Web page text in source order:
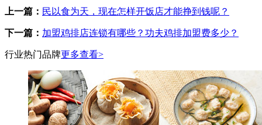
上一篇： 民以食为天，现在怎样开饭店才能挣到钱呢？
下一篇： 加盟鸡排店连锁有哪些？功夫鸡排加盟费多少？
行业热门品牌更多查看>